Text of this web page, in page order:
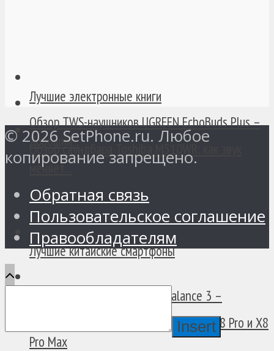
Лучшие электронные книги
Лучшие китайские смартфоны
Обзор TWS-наушников UGREEN EchoBuds Plus –
Хороший...
Обзор смарт-часов Amazfit Balance 3 –
меняет...
В России появились смартфоны POCO X8 Pro и X8
Pro Max
© 2026 SetPhone.ru. Любое
копирование запрещено.
Обратная связь
Пользовательское соглашение
Правообладателям
Insert